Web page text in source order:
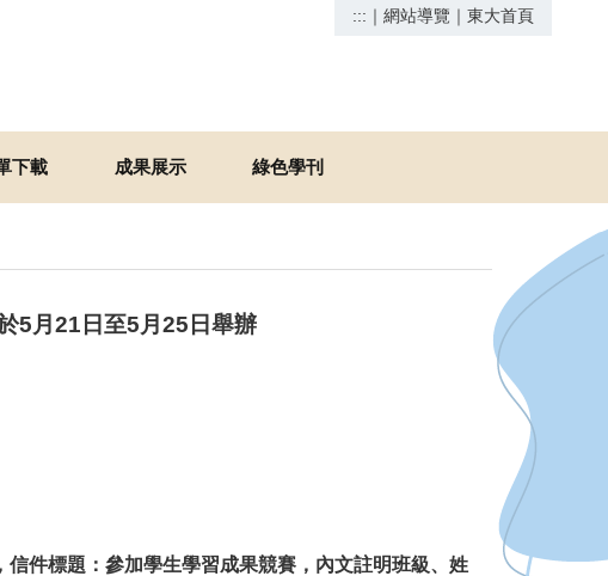
::: ｜ 網站導覽 ｜ 東大首頁
下載 成果展示 綠色學刊
5月21日至5月25日舉辦
信件標題：參加學生學習成果競賽，內文註明班級、姓